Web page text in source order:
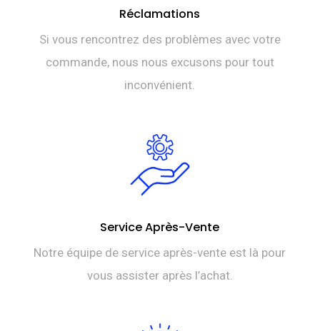
Réclamations
Si vous rencontrez des problèmes avec votre
commande, nous nous excusons pour tout
inconvénient.
Service Après-Vente
Notre équipe de service après-vente est là pour
vous assister après l’achat.